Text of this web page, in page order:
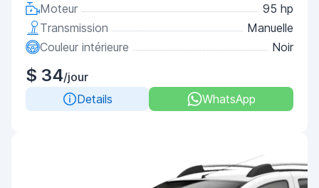
Moteur
95 hp
Transmission
Manuelle
Couleur intérieure
Noir
$ 34/jour
Details
WhatsApp